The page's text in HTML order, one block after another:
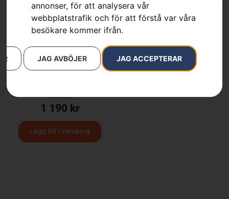
annonser, för att analysera vår
webbplatstrafik och för att förstå var våra
besökare kommer ifrån.
JAG ACCEPTERAR
JAG AVBÖJER
startkit
1 190 kr
Lägg till i varukorg